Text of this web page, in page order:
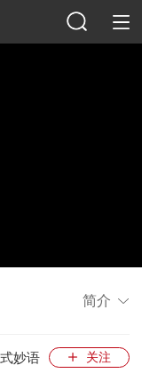
简介
关注
妙语